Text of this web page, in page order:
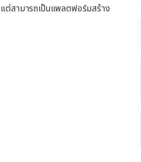
ต่สามารถเป็นแพลตฟอร์มสร้าง